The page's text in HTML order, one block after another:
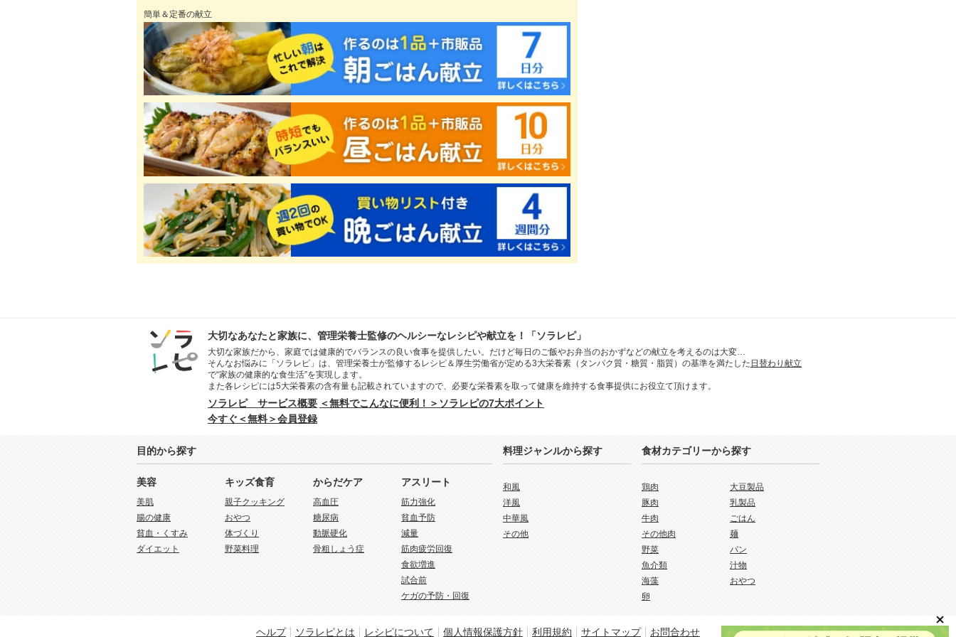
簡単＆定番の献立
大切なあなたと家族に、管理栄養士監修のヘルシーなレシピや献立を！「ソラレピ」
大切な家族だから、家庭では健康的でバランスの良い食事を提供したい。だけど毎日のご飯やお弁当のおかずなどの献立を考えるのは大変…
そんなお悩みに「ソラレピ」は、管理栄養士が監修するレシピ＆厚生労働省が定める3大栄養素（タンパク質・糖質・脂質）の基準を満たした 日替わり献立
で“家族の健康的な食生活”を実現します。
また各レシピには5大栄養素の含有量も記載されていますので、必要な栄養素を取って健康を維持する食事提供にお役立て頂けます。
ソラレピ サービス概要 ＜無料でこんなに便利！＞ソラレピの7大ポイント
今すぐ＜無料＞会員登録
目的から探す
美容
美肌
腸の健康
貧血・くすみ
ダイエット
キッズ食育
親子クッキング
おやつ
体づくり
野菜料理
からだケア
高血圧
糖尿病
動脈硬化
骨粗しょう症
アスリート
筋力強化
貧血予防
減量
筋肉疲労回復
食欲増進
試合前
ケガの予防・回復
料理ジャンルから探す
和風
洋風
中華風
その他
食材カテゴリーから探す
鶏肉
豚肉
牛肉
その他肉
野菜
魚介類
海藻
卵
大豆製品
乳製品
ごはん
麺
パン
汁物
おやつ
ヘルプ ソラレピとは レシピについて 個人情報保護方針 利用規約 サイトマップ お問合わせ